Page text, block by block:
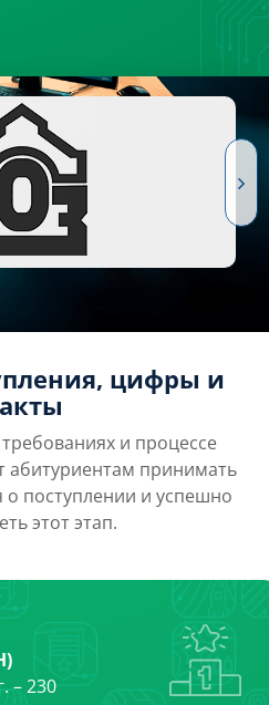
цифры и
и процессе
абитуриентам принимать
поступлении и успешно
этот этап.
– 230